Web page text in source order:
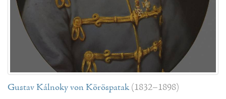
Gustav Kálnoky von Köröspatak (1832–1898)